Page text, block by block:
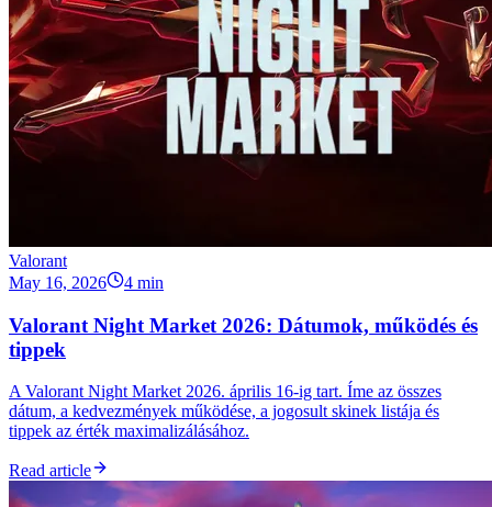
Valorant
May 16, 2026
4 min
Valorant Night Market 2026: Dátumok, működés és
tippek
A Valorant Night Market 2026. április 16-ig tart. Íme az összes
dátum, a kedvezmények működése, a jogosult skinek listája és
tippek az érték maximalizálásához.
Read article